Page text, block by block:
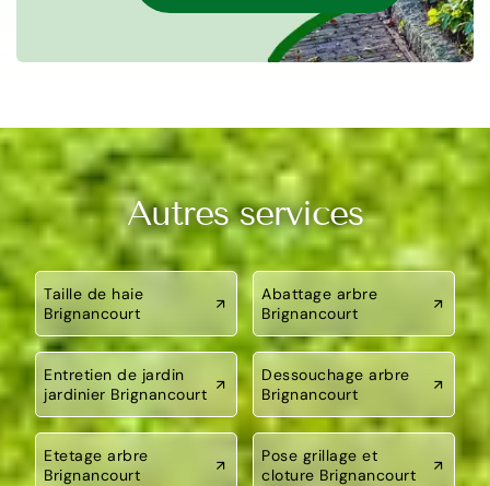
Autres services
Taille de haie
Brignancourt
Abattage arbre
Brignancourt
Entretien de jardin
jardinier Brignancourt
Dessouchage arbre
Brignancourt
Etetage arbre
Brignancourt
Pose grillage et
cloture Brignancourt